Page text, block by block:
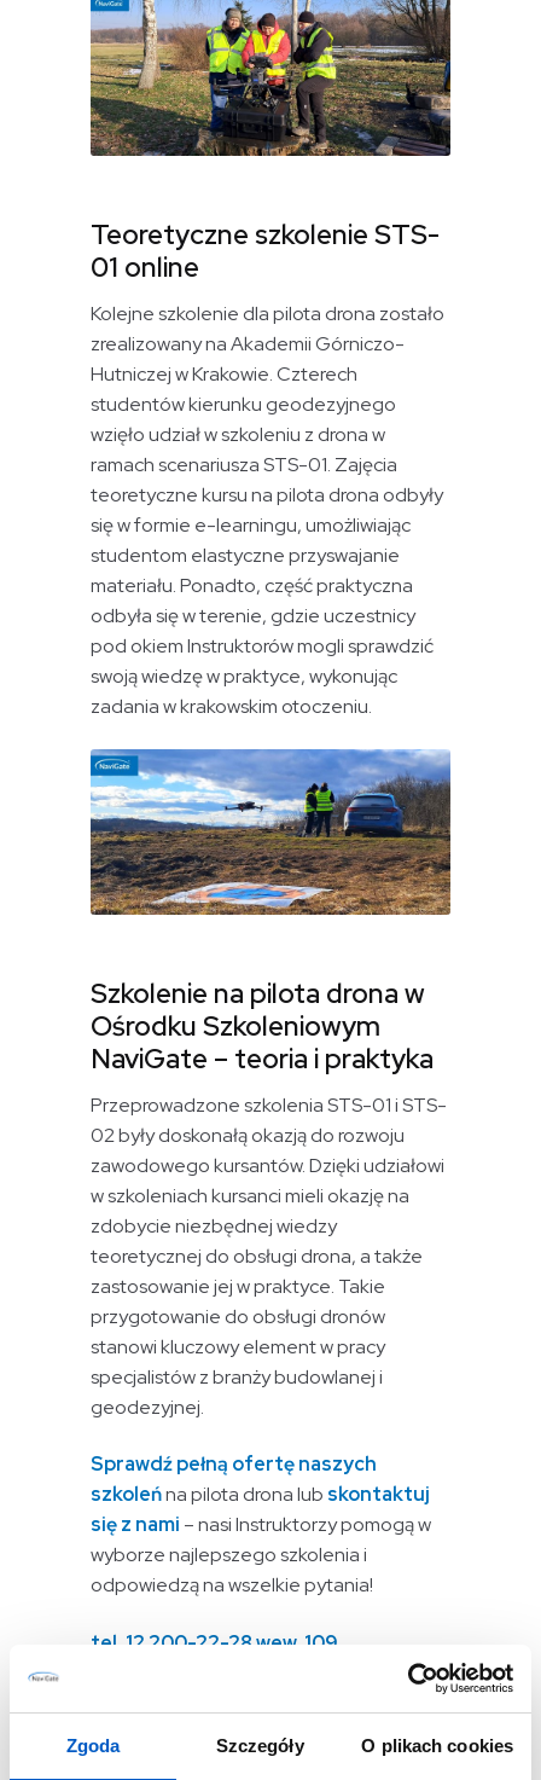
Zgoda Szczegóły O plikach cookies
Teoretyczne szkolenie STS-
01 online
Kolejne szkolenie dla pilota drona zostało
zrealizowany na Akademii Górniczo-
Hutniczej w Krakowie. Czterech
studentów kierunku geodezyjnego
wzięło udział w szkoleniu z drona w
ramach scenariusza STS-01. Zajęcia
teoretyczne kursu na pilota drona odbyły
się w formie e-learningu, umożliwiając
studentom elastyczne przyswajanie
materiału. Ponadto, część praktyczna
odbyła się w terenie, gdzie uczestnicy
pod okiem Instruktorów mogli sprawdzić
swoją wiedzę w praktyce, wykonując
zadania w krakowskim otoczeniu.
Szkolenie na pilota drona w
Ośrodku Szkoleniowym
NaviGate – teoria i praktyka
Przeprowadzone szkolenia STS-01 i STS-
02 były doskonałą okazją do rozwoju
zawodowego kursantów. Dzięki udziałowi
w szkoleniach kursanci mieli okazję na
zdobycie niezbędnej wiedzy
teoretycznej do obsługi drona, a także
zastosowanie jej w praktyce. Takie
przygotowanie do obsługi dronów
stanowi kluczowy element w pracy
specjalistów z branży budowlanej i
geodezyjnej.
Sprawdź pełną ofertę naszych
szkoleńna pilota drona lub skontaktuj
się z nami – nasi Instruktorzy pomogą w
wyborze najlepszego szkolenia i
odpowiedzą na wszelkie pytania!
tel. 12 200-22-28 wew. 109